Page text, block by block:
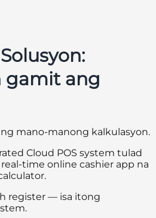
ang
mano-manong kalkulasyon.
Cloud POS system tulad
time online cashier app na
register — isa itong